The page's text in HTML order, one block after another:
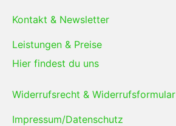
Kontakt & Newsletter
Leistungen & Preise
Hier findest du uns
Widerrufsrecht & Widerrufsformular
Impressum/Datenschutz